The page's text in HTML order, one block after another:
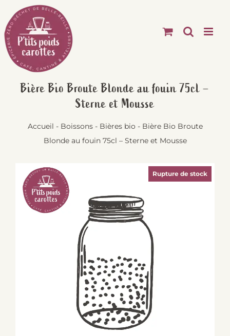
Passer
au
contenu
Bière Bio Broute Blonde au fouin 75cl –
Sterne et Mousse
Accueil - Boissons- Bières bio - Bière Bio Broute
Blonde au fouin 75cl – Sterne et Mousse
Rupture de stock